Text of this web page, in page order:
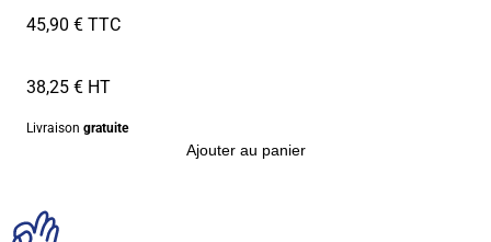
45,90 € TTC
38,25 € HT
Livraison gratuite
Ajouter au panier